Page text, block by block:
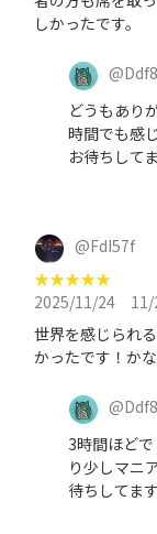
しかったです。
@Ddf8
どうもあり
時間でも感
お待ちして
@FdI57f
★★★★★
2025/11/24
11/
世界を感じられ
かったです！か
@Ddf8
3時間ほど
り少しマニ
待ちしてま